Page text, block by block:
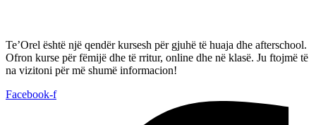
Te’Orel është një qendër kursesh për gjuhë të huaja dhe afterschool.
Ofron kurse për fëmijë dhe të rritur, online dhe në klasë. Ju ftojmë të
na vizitoni për më shumë informacion!
Facebook-f